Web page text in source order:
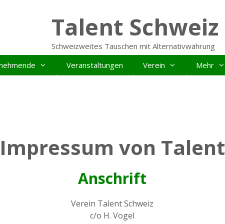
Talent Schweiz
Schweizweites Tauschen mit Alternativwährung
Veranstaltungen Verein Mehr
Impressum von Talent
Anschrift
Verein Talent Schweiz
c/o H. Vogel